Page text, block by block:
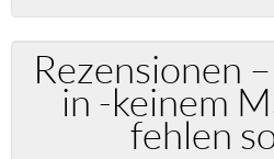
Rezensionen
in -keinem
fehlen